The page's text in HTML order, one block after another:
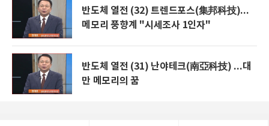
반도체 열전 (32) 트렌드포스(集邦科技)...
메모리 풍향계 "시세조사 1인자"
반도체 열전 (31) 난야테크(南亞科技) ...대
만 메모리의 꿈